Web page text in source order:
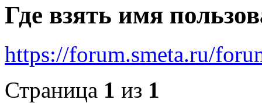
Где взять имя
https://forum.smeta.ru/
Страница 1 из 1